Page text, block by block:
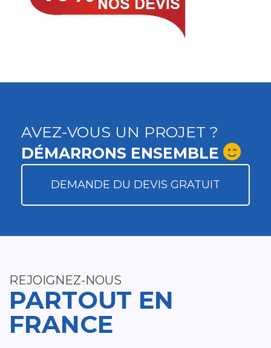
AVEZ-VOUS UN PROJET ?
DÉMARRONS ENSEMBLE
DEMANDE DU DEVIS GRATUIT
REJOIGNEZ-NOUS
PARTOUT EN
FRANCE